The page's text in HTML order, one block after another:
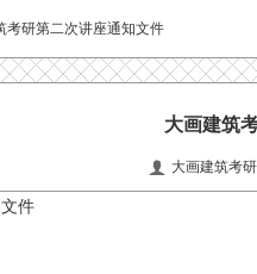
考研第二次讲座通知文件
大画建筑
大画建筑考研
件